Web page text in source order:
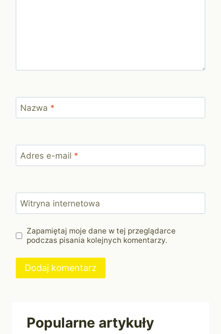
Nazwa *
Adres e-mail *
Witryna internetowa
Zapamiętaj moje dane w tej przeglądarce
podczas pisania kolejnych komentarzy.
Popularne artykuły